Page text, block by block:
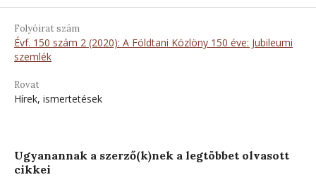
Folyóirat szám
Évf. 150 szám 2 (2020): A Földtani Közlöny 150 éve: Jubileumi
szemlék
Rovat
Hírek, ismertetések
Ugyanannak a szerző(k)nek a legtöbbet olvasott
cikkei